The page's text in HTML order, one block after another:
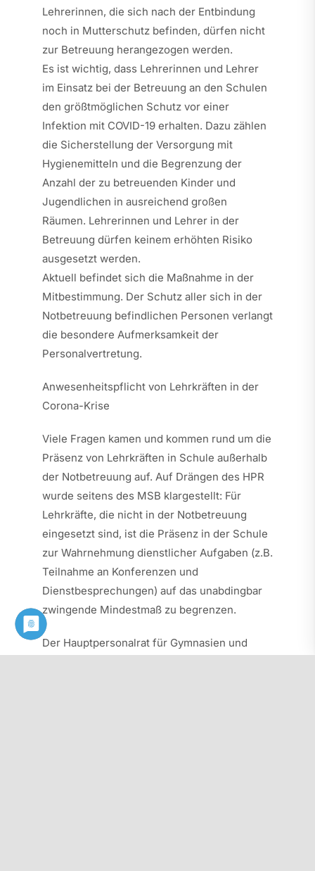
Lehrerinnen, die sich nach der Entbindung
noch in Mutterschutz befinden, dürfen nicht
zur Betreuung herangezogen werden.
Es ist wichtig, dass Lehrerinnen und Lehrer
im Einsatz bei der Betreuung an den Schulen
den größtmöglichen Schutz vor einer
Infektion mit COVID-19 erhalten. Dazu zählen
die Sicherstellung der Versorgung mit
Hygienemitteln und die Begrenzung der
Anzahl der zu betreuenden Kinder und
Jugendlichen in ausreichend großen
Räumen. Lehrerinnen und Lehrer in der
Betreuung dürfen keinem erhöhten Risiko
ausgesetzt werden.
Aktuell befindet sich die Maßnahme in der
Mitbestimmung. Der Schutz aller sich in der
Notbetreuung befindlichen Personen verlangt
die besondere Aufmerksamkeit der
Personalvertretung.
Anwesenheitspflicht von Lehrkräften in der
Corona-Krise
Viele Fragen kamen und kommen rund um die
Präsenz von Lehrkräften in Schule außerhalb
der Notbetreuung auf. Auf Drängen des HPR
wurde seitens des MSB klargestellt: Für
Lehrkräfte, die nicht in der Notbetreuung
eingesetzt sind, ist die Präsenz in der Schule
zur Wahrnehmung dienstlicher Aufgaben (z.B.
Teilnahme an Konferenzen und
Dienstbesprechungen) auf das unabdingbar
zwingende Mindestmaß zu begrenzen.
Der Hauptpersonalrat für Gymnasien und